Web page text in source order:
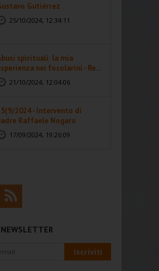
Gutiérrez
25/10/2024, 12:34:11
spirituali: la mia
nei focolarini - Re...
21/10/2024, 12:04:06
2024 - Intervento di
Raffaele Nogaro
17/09/2024, 19:26:09